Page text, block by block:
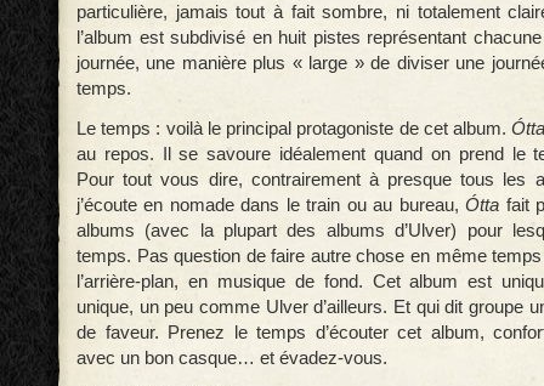
particulière, jamais tout à fait sombre, ni totalement
l’album est subdivisé en huit pistes représentant
journée, une manière plus « large » de diviser une
temps.
Le temps : voilà le principal protagoniste de cet album.
au repos. Il se savoure idéalement quand on prend le
Pour tout vous dire, contrairement à presque tous les
j’écoute en nomade dans le train ou au bureau,Ótta fait
albums (avec la plupart des albums d’Ulver) pour
temps. Pas question de faire autre chose en même
l’arrière-plan, en musique de fond. Cet album est
unique, un peu comme Ulver d’ailleurs. Et qui dit groupe
de faveur. Prenez le temps d’écouter cet album,
avec un bon casque… et évadez-vous.